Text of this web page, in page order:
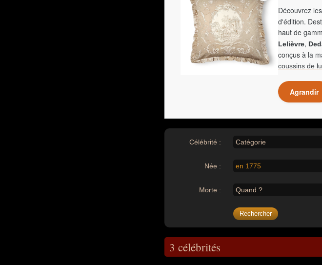
Découvrez
d'édition.
haut de
Lelièvre,
conçus à la
coussins de
Agrandir
Célébrité : Catégorie
Née : en 1775
Morte : Quand ?
3 célébrités